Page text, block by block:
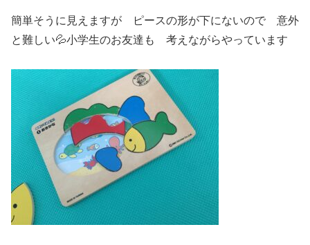
簡単そうに見えますが ピースの形が下にないので 意外
と難しい💦小学生のお友達も 考えながらやっています